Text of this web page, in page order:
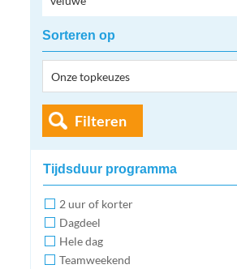
Sorteren op
Filteren
Tijdsduur programma
2 uur of korter
Dagdeel
Hele dag
Teamweekend